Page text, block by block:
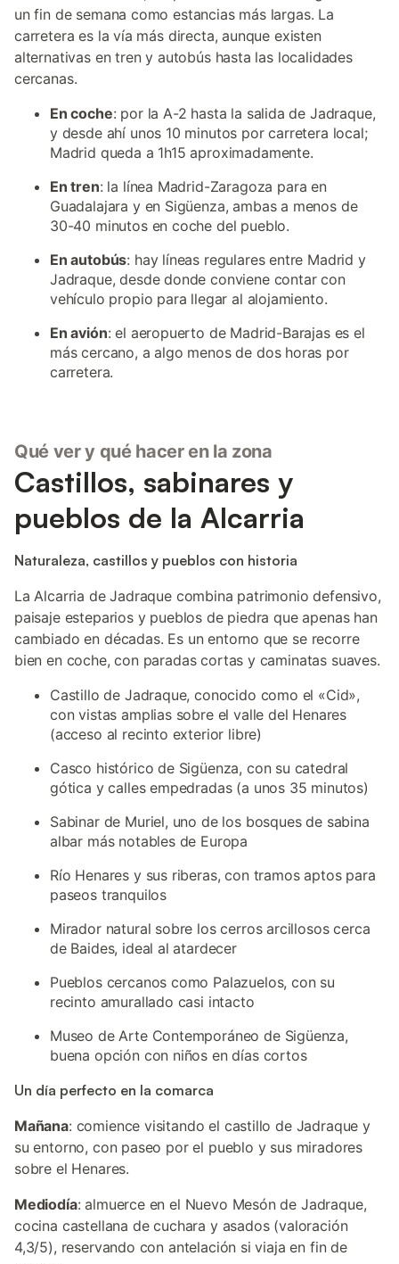
un fin de semana como estancias más largas. La
carretera es la vía más directa, aunque existen
alternativas en tren y autobús hasta las localidades
cercanas.
En coche: por la A-2 hasta la salida de Jadraque,
y desde ahí unos 10 minutos por carretera local;
Madrid queda a 1h15 aproximadamente.
En tren: la línea Madrid-Zaragoza para en
Guadalajara y en Sigüenza, ambas a menos de
30-40 minutos en coche del pueblo.
En autobús: hay líneas regulares entre Madrid y
Jadraque, desde donde conviene contar con
vehículo propio para llegar al alojamiento.
En avión: el aeropuerto de Madrid-Barajas es el
más cercano, a algo menos de dos horas por
carretera.
Qué ver y qué hacer en la zona
Castillos, sabinares y
pueblos de la Alcarria
Naturaleza, castillos y pueblos con historia
La Alcarria de Jadraque combina patrimonio defensivo,
paisaje esteparios y pueblos de piedra que apenas han
cambiado en décadas. Es un entorno que se recorre
bien en coche, con paradas cortas y caminatas suaves.
Castillo de Jadraque, conocido como el «Cid»,
con vistas amplias sobre el valle del Henares
(acceso al recinto exterior libre)
Casco histórico de Sigüenza, con su catedral
gótica y calles empedradas (a unos 35 minutos)
Sabinar de Muriel, uno de los bosques de sabina
albar más notables de Europa
Río Henares y sus riberas, con tramos aptos para
paseos tranquilos
Mirador natural sobre los cerros arcillosos cerca
de Baides, ideal al atardecer
Pueblos cercanos como Palazuelos, con su
recinto amurallado casi intacto
Museo de Arte Contemporáneo de Sigüenza,
buena opción con niños en días cortos
Un día perfecto en la comarca
Mañana: comience visitando el castillo de Jadraque y
su entorno, con paseo por el pueblo y sus miradores
sobre el Henares.
Mediodía: almuerce en el Nuevo Mesón de Jadraque,
cocina castellana de cuchara y asados (valoración
4,3/5), reservando con antelación si viaja en fin de